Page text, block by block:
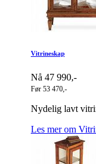
Vitrineskap
Nå 47 990,-
Før 53 470,-
Nydelig lavt
Les mer om